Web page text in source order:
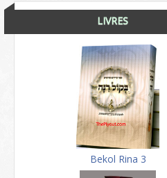
LIVRES
Bekol Rina 3